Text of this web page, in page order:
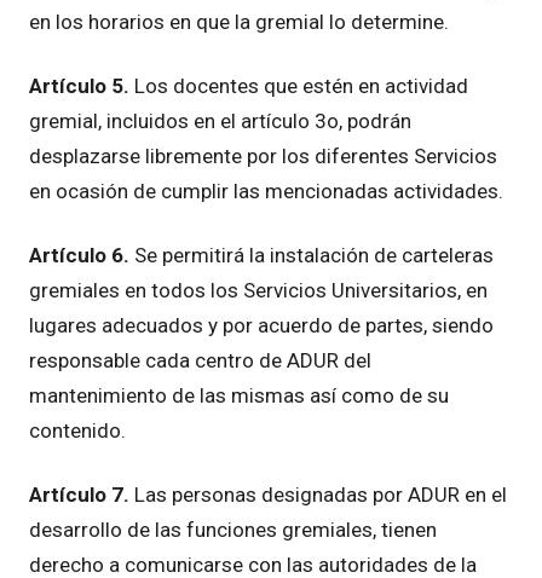
en los horarios en que la gremial lo determine.
Artículo 5. Los docentes que estén en actividad
gremial, incluidos en el artículo 3o, podrán
desplazarse libremente por los diferentes Servicios
en ocasión de cumplir las mencionadas actividades.
Artículo 6. Se permitirá la instalación de carteleras
gremiales en todos los Servicios Universitarios, en
lugares adecuados y por acuerdo de partes, siendo
responsable cada centro de ADUR del
mantenimiento de las mismas así como de su
contenido.
Artículo 7. Las personas designadas por ADUR en el
desarrollo de las funciones gremiales, tienen
derecho a comunicarse con las autoridades de la